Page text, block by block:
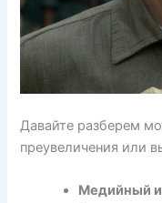
Давайте разберем
преувеличения или
Медийный